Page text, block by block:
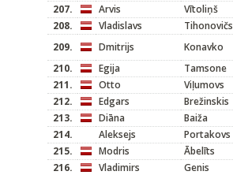
207.
Arvis Vītoliņš
208.
Vladislavs
Tihonovičs
209.
Dmitrijs Konavko
210.
Egija
Tamsone
211.
Otto Viļumovs
212.
Edgars
Brežinskis
213.
Diāna
Baiža
214.
Aleksejs
Portakovs
215.
Modris
Ābelīts
216.
Vladimirs
Genis